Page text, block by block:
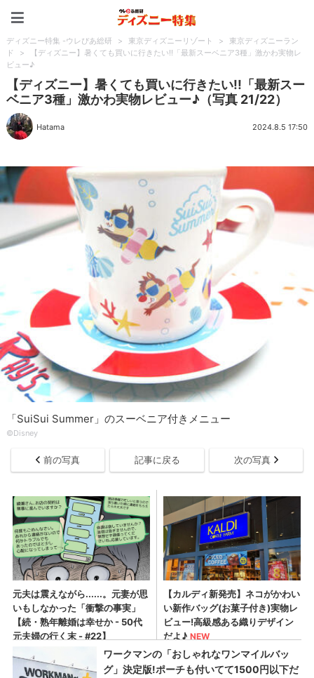
ディズニー特集 -ウレぴあ総研 > 東京ディズニーリゾート >
東京ディズニーラン
ド
>
【ディズニー】暑くても買いに行きたい!!「最新スーベニア3種」激かわ実物レ
ビュー♪
【ディズニー】暑くても買いに行きたい!!「最新スー
ベニア3種」激かわ実物レビュー♪（写真 21/22）
Hatama 2024.8.5 17:50
「SuiSui Summer」のスーベニア付きメニュー
©Disney
前の写真 記事に戻る 次の写真